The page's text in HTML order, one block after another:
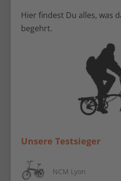
Hier findest Du alles, was
begehrt.
Unsere Testsieger
NCM Lyon